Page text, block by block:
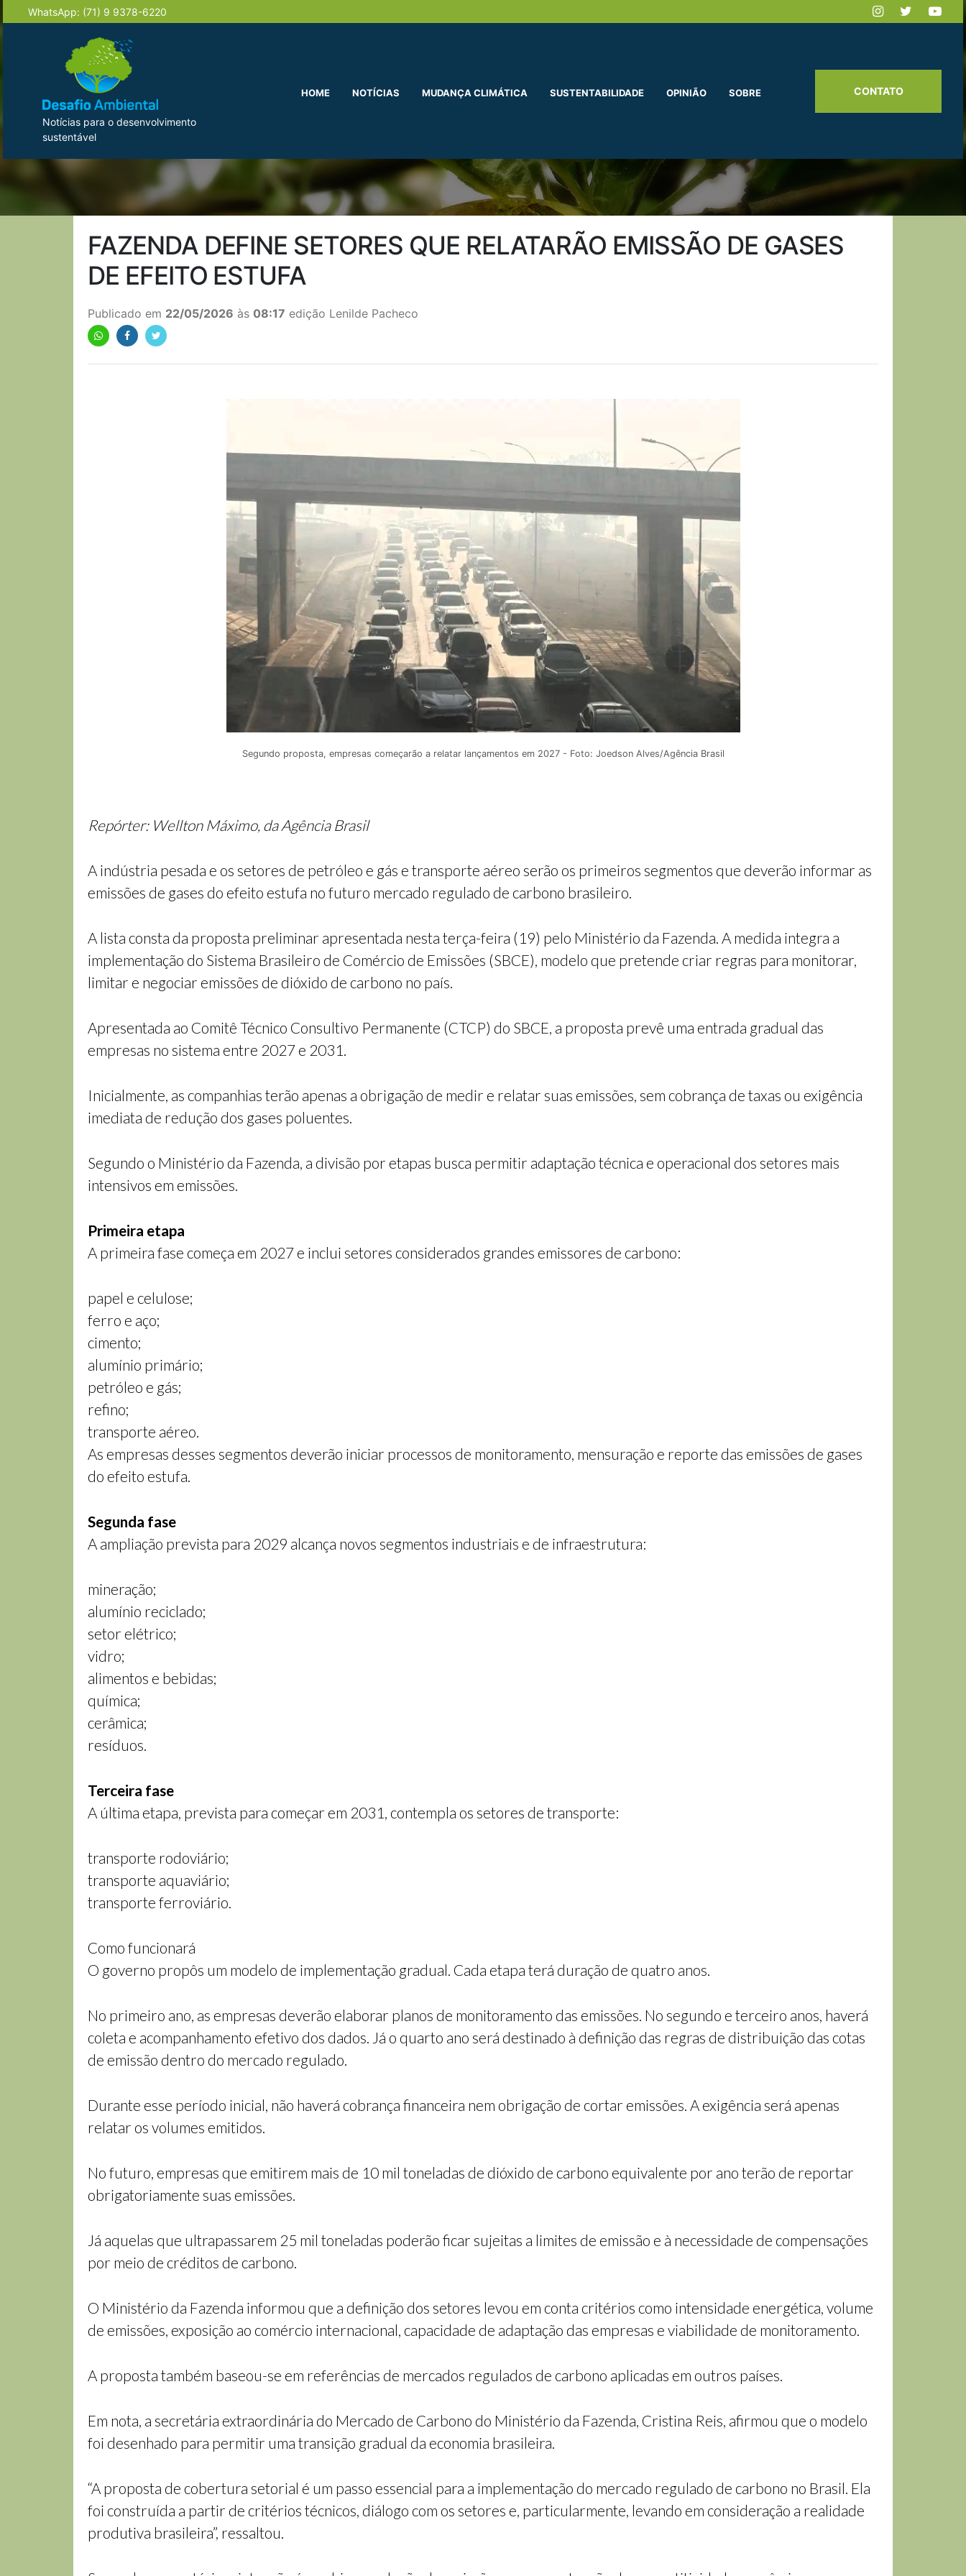
WhatsApp: (71) 9 9378-6220
Notícias para o desenvolvimento
sustentável
HOME NOTÍCIAS MUDANÇA CLIMÁTICA SUSTENTABILIDADE OPINIÃO SOBRE CONTATO
FAZENDA DEFINE SETORES QUE RELATARÃO EMISSÃO DE GASES
DE EFEITO ESTUFA
Publicado em 22/05/2026 às 08:17 edição Lenilde Pacheco
Segundo proposta, empresas começarão a relatar lançamentos em 2027 - Foto: Joedson Alves/Agência Brasil
Repórter: Wellton Máximo, da Agência Brasil
A indústria pesada e os setores de petróleo e gás e transporte aéreo serão os primeiros segmentos que deverão informar as
emissões de gases do efeito estufa no futuro mercado regulado de carbono brasileiro.
A lista consta da proposta preliminar apresentada nesta terça-feira (19) pelo Ministério da Fazenda. A medida integra a
implementação do Sistema Brasileiro de Comércio de Emissões (SBCE), modelo que pretende criar regras para monitorar,
limitar e negociar emissões de dióxido de carbono no país.
Apresentada ao Comitê Técnico Consultivo Permanente (CTCP) do SBCE, a proposta prevê uma entrada gradual das
empresas no sistema entre 2027 e 2031.
Inicialmente, as companhias terão apenas a obrigação de medir e relatar suas emissões, sem cobrança de taxas ou exigência
imediata de redução dos gases poluentes.
Segundo o Ministério da Fazenda, a divisão por etapas busca permitir adaptação técnica e operacional dos setores mais
intensivos em emissões.
Primeira etapa
A primeira fase começa em 2027 e inclui setores considerados grandes emissores de carbono:
papel e celulose;
ferro e aço;
cimento;
alumínio primário;
petróleo e gás;
refino;
transporte aéreo.
As empresas desses segmentos deverão iniciar processos de monitoramento, mensuração e reporte das emissões de gases
do efeito estufa.
Segunda fase
A ampliação prevista para 2029 alcança novos segmentos industriais e de infraestrutura:
mineração;
alumínio reciclado;
setor elétrico;
vidro;
alimentos e bebidas;
química;
cerâmica;
resíduos.
Terceira fase
A última etapa, prevista para começar em 2031, contempla os setores de transporte:
transporte rodoviário;
transporte aquaviário;
transporte ferroviário.
Como funcionará
O governo propôs um modelo de implementação gradual. Cada etapa terá duração de quatro anos.
No primeiro ano, as empresas deverão elaborar planos de monitoramento das emissões. No segundo e terceiro anos, haverá
coleta e acompanhamento efetivo dos dados. Já o quarto ano será destinado à definição das regras de distribuição das cotas
de emissão dentro do mercado regulado.
Durante esse período inicial, não haverá cobrança financeira nem obrigação de cortar emissões. A exigência será apenas
relatar os volumes emitidos.
No futuro, empresas que emitirem mais de 10 mil toneladas de dióxido de carbono equivalente por ano terão de reportar
obrigatoriamente suas emissões.
Já aquelas que ultrapassarem 25 mil toneladas poderão ficar sujeitas a limites de emissão e à necessidade de compensações
por meio de créditos de carbono.
O Ministério da Fazenda informou que a definição dos setores levou em conta critérios como intensidade energética, volume
de emissões, exposição ao comércio internacional, capacidade de adaptação das empresas e viabilidade de monitoramento.
A proposta também baseou-se em referências de mercados regulados de carbono aplicadas em outros países.
Em nota, a secretária extraordinária do Mercado de Carbono do Ministério da Fazenda, Cristina Reis, afirmou que o modelo
foi desenhado para permitir uma transição gradual da economia brasileira.
“A proposta de cobertura setorial é um passo essencial para a implementação do mercado regulado de carbono no Brasil. Ela
foi construída a partir de critérios técnicos, diálogo com os setores e, particularmente, levando em consideração a realidade
produtiva brasileira”, ressaltou.